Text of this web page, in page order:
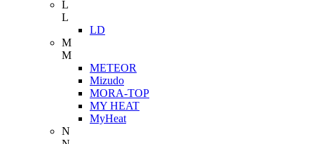
L
L
LD
M
M
METEOR
Mizudo
MORA-TOP
MY HEAT
MyHeat
N